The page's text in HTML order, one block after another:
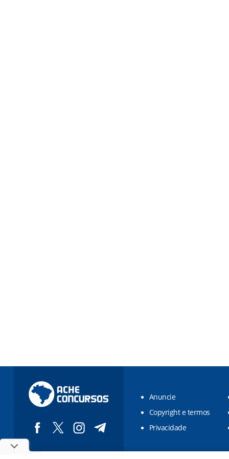
Anuncie
Copyright e termos
Privacidade